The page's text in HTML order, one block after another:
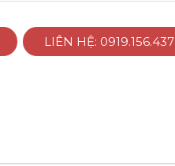
LIÊN HỆ: 0919.156.437